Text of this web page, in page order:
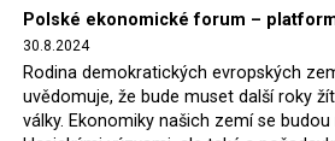
2022, než byl tento případ z
Polska s Českou republikou o
důl Turów vymazán z rejstříku
Polsko nechalo z přiznaných
Polské ekonomické forum –
30.8.2024
Rodina demokratických evropských
uvědomuje, že bude muset další roky
války. Ekonomiky našich zemí se